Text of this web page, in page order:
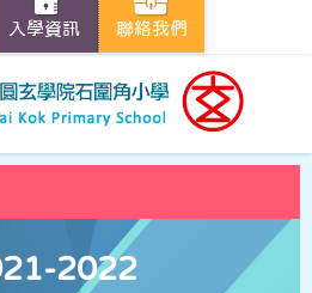
入學資訊 聯絡我們
2022